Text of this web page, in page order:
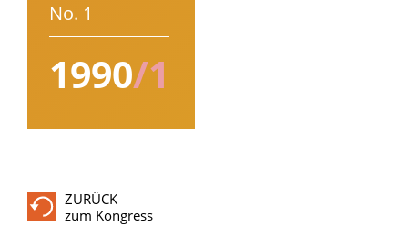
No. 1
1990/1
ZURÜCK
zum Kongress